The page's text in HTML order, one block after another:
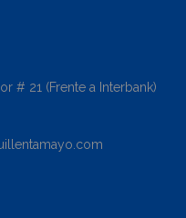
# 21 (Frente a Interbank)